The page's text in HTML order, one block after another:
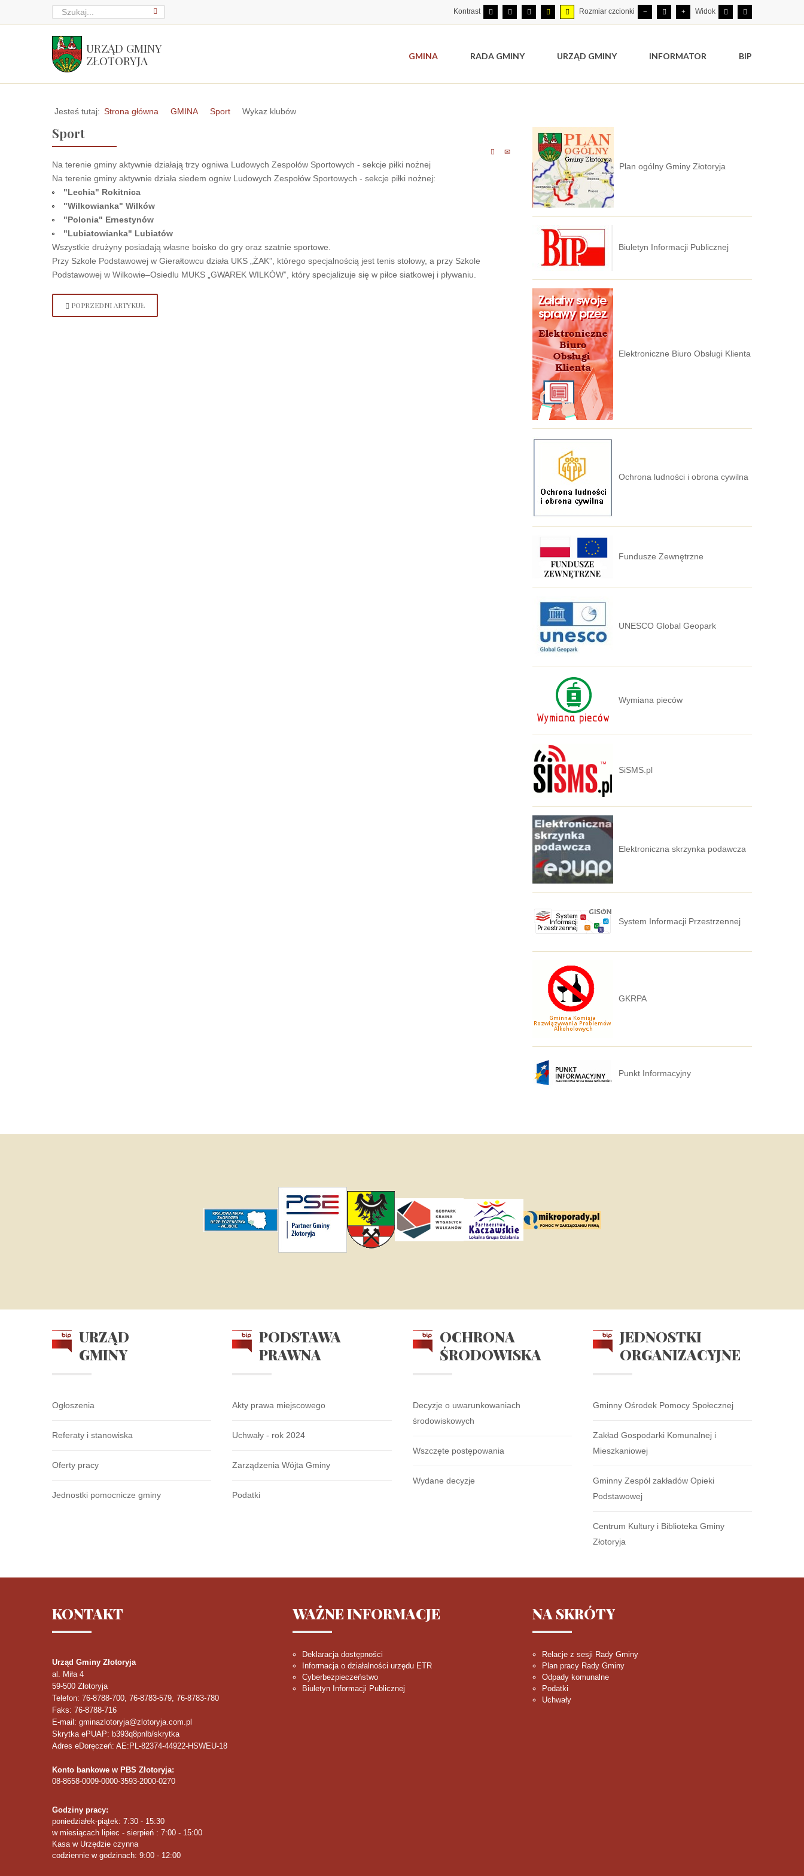
Kontrast Rozmiar czcionki Widok
URZĄD GMINY
ZŁOTORYJA
GMINA RADA GMINY URZĄD GMINY INFORMATOR BIP
Jesteś tutaj: Strona główna GMINA Sport Wykaz klubów
Sport
Na terenie gminy aktywnie działają trzy ogniwa Ludowych Zespołów Sportowych - sekcje piłki nożnej
Na terenie gminy aktywnie działa siedem ogniw Ludowych Zespołów Sportowych - sekcje piłki nożnej:
"Lechia" Rokitnica
"Wilkowianka" Wilków
"Polonia" Ernestynów
"Lubiatowianka" Lubiatów
Wszystkie drużyny posiadają własne boisko do gry oraz szatnie sportowe.
Przy Szkole Podstawowej w Gierałtowcu działa UKS „ŻAK”, którego specjalnością jest tenis stołowy, a przy Szkole
Podstawowej w Wilkowie–Osiedlu MUKS „GWAREK WILKÓW”, który specjalizuje się w piłce siatkowej i pływaniu.
POPRZEDNI ARTYKUŁ
Plan ogólny Gminy Złotoryja
Biuletyn Informacji Publicznej
Elektroniczne Biuro Obsługi Klienta
Ochrona ludności i obrona cywilna
Fundusze Zewnętrzne
UNESCO Global Geopark
Wymiana pieców
SiSMS.pl
Elektroniczna skrzynka podawcza
System Informacji Przestrzennej
GKRPA
Punkt Informacyjny
URZĄD
GMINY
Ogłoszenia
Referaty i stanowiska
Oferty pracy
Jednostki pomocnicze gminy
PODSTAWA
PRAWNA
Akty prawa miejscowego
Uchwały - rok 2024
Zarządzenia Wójta Gminy
Podatki
OCHRONA
ŚRODOWISKA
Decyzje o uwarunkowaniach
środowiskowych
Wszczęte postępowania
Wydane decyzje
JEDNOSTKI
ORGANIZACYJNE
Gminny Ośrodek Pomocy Społecznej
Zakład Gospodarki Komunalnej i
Mieszkaniowej
Gminny Zespół zakładów Opieki
Podstawowej
Centrum Kultury i Biblioteka Gminy
Złotoryja
KONTAKT
Urząd Gminy Złotoryja
al. Miła 4
59-500 Złotoryja
Telefon: 76-8788-700, 76-8783-579, 76-8783-780
Faks: 76-8788-716
E-mail: gminazlotoryja@zlotoryja.com.pl
Skrytka ePUAP: b393q8pnlb/skrytka
Adres eDoręczeń: AE:PL-82374-44922-HSWEU-18
Konto bankowe w PBS Złotoryja:
08-8658-0009-0000-3593-2000-0270
Godziny pracy:
poniedziałek-piątek: 7:30 - 15:30
w miesiącach lipiec - sierpień : 7:00 - 15:00
Kasa w Urzędzie czynna
codziennie w godzinach: 9:00 - 12:00
WAŻNEINFORMACJE
Deklaracja dostępności
Informacja o działalności urzędu ETR
Cyberbezpieczeństwo
Biuletyn Informacji Publicznej
NA SKRÓTY
Relacje z sesji Rady Gminy
Plan pracy Rady Gminy
Odpady komunalne
Podatki
Uchwały